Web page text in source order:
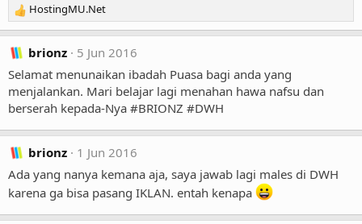
R
e
a
c
t
i
n
s
:
HostingMU.Net
brionz
5 Jun 2016
Selamat menunaikan ibadah Puasa bagi anda yang
menjalankan. Mari belajar lagi menahan hawa nafsu dan
berserah kepada-Nya #BRIONZ #DWH
brionz
1 Jun 2016
Ada yang nanya kemana aja, saya jawab lagi males di DWH
karena ga bisa pasang IKLAN. entah kenapa